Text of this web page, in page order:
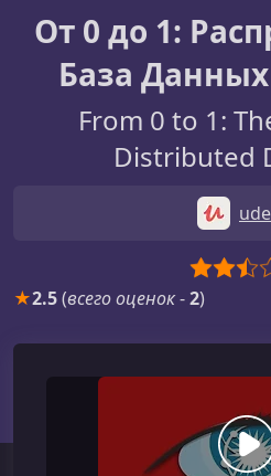
От 0 до 1:
База
From 0 to 1:
Distributed
★2.5(всего оценок-2)